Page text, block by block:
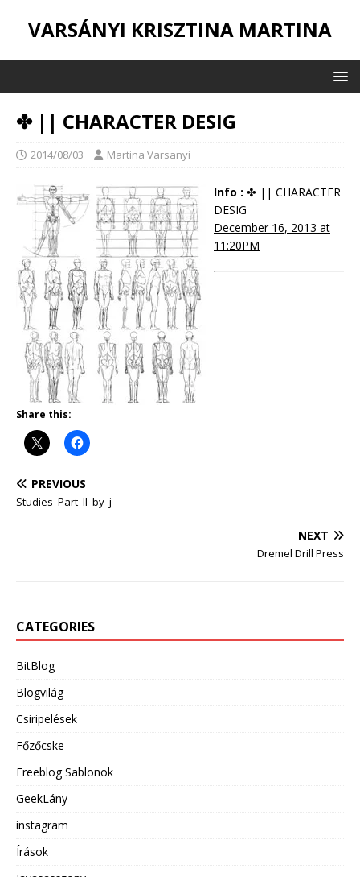
VARSÁNYI KRISZTINA MARTINA
✤ || CHARACTER DESIG
2014/08/03 Martina Varsanyi
Info : ✤ || CHARACTER
DESIG
December 16, 2013 at
11:20PM
Share this:
PREVIOUS
Studies_Part_II_by_j
NEXT
Dremel Drill Press
CATEGORIES
BitBlog
Blogvilág
Csiripelések
Főzőcske
Freeblog Sablonok
GeekLány
instagram
Írások